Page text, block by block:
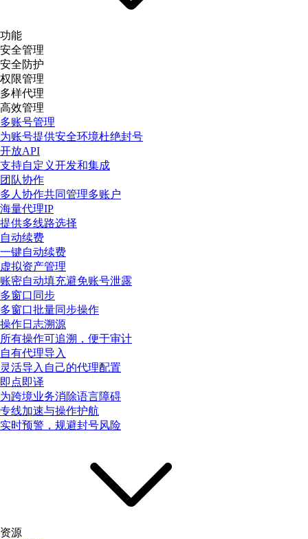
功能
安全管理
安全防护
权限管理
多样代理
高效管理
多账号管理
为账号提供安全环境杜绝封号
开放API
支持自定义开发和集成
团队协作
多人协作共同管理多账户
海量代理IP
提供多线路选择
自动续费
一键自动续费
虚拟资产管理
账密自动填充避免账号泄露
多窗口同步
多窗口批量同步操作
操作日志溯源
所有操作可追溯，便于审计
自有代理导入
灵活导入自己的代理配置
即点即译
为跨境业务消除语言障碍
专线加速与操作护航
实时预警，规避封号风险
资源